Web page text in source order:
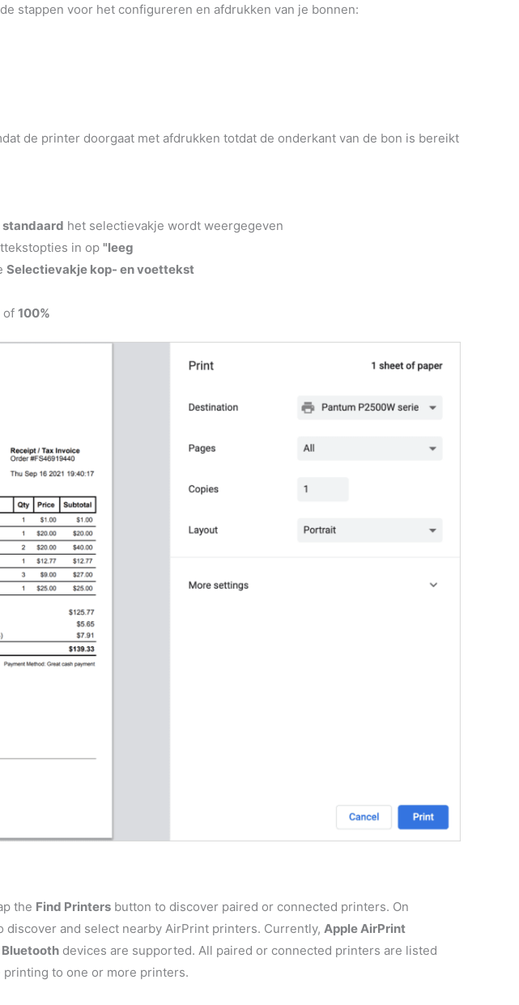
stappen voor het configureren en afdrukken van je bonnen:
de printer doorgaat met afdrukken totdat de onderkant van de bon is bereikt
standaard het selectievakje wordt weergegeven
in op "leeg
Selectievakje kop- en voettekst
of 100%
the Find Printers button to discover paired or connected printers. On
and select nearby AirPrint printers. Currently, Apple AirPrint
devices are supported. All paired or connected printers are listed
to one or more printers.